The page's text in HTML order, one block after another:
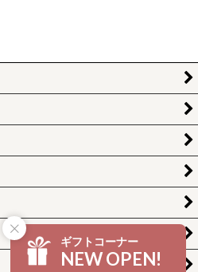
ギフトコーナー
NEW OPEN!